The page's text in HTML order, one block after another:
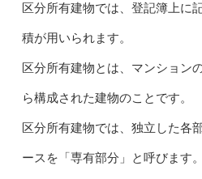
区分所有建物では、登記簿上に
積が用いられます。
区分所有建物とは、マンション
ら構成された建物のことです。
区分所有建物では、独立した各
ースを「専有部分」と呼びます。